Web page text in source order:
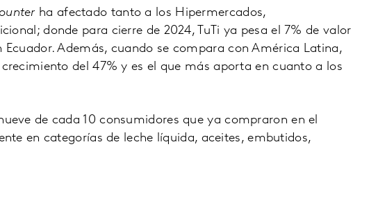
ha afectado tanto a los Hipermercados,
donde para cierre de 2024, TuTi ya pesa el 7% de valor
Además, cuando se compara con América Latina,
del 47% y es el que más aporta en cuanto a los
de cada 10 consumidores que ya compraron en el
en categorías de leche líquida, aceites, embutidos,